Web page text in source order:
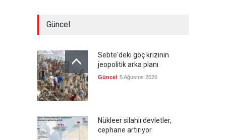
Güncel
Sebte'deki göç krizinin
jeopolitik arka planı
Güncel 5 Ağustos 2026
Nükleer silahlı devletler,
cephane artırıyor